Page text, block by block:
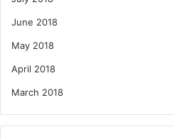
June 2018
May 2018
April 2018
March 2018